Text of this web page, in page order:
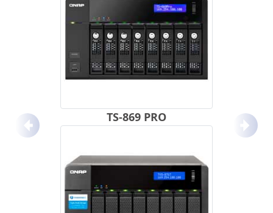
TS-869 PRO
Anterior